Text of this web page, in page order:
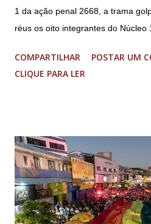
1 da ação penal 2668, a trama
réus os oito integrantes do Núcleo
(PGR): o deputado federal
Agência Brasileira de Inteligência
Segurança Institucional (GSI); o
ex-ajudante de ordens de
presidente da República Jair
Sérgio Nogueira, ex-ministro da
reserva Walter Braga Netto, ex-
COMPARTILHAR
POSTAR UM
CLIQUE PARA LER